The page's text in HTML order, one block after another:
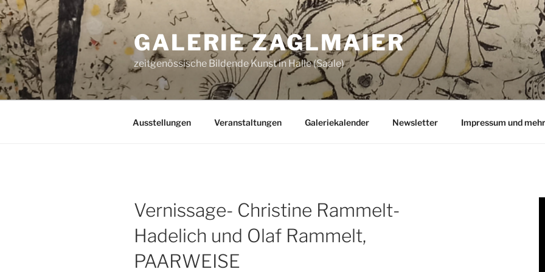
Zum
Inhalt
springen
GALERIE ZAGLMAIER
zeitgenössische Bildende Kunst in Halle (Saale)
Ausstellungen Veranstaltungen Galeriekalender Newsletter Impressum und mehr
Vernissage- Christine Rammelt-
Hadelich und Olaf Rammelt,
PAARWEISE